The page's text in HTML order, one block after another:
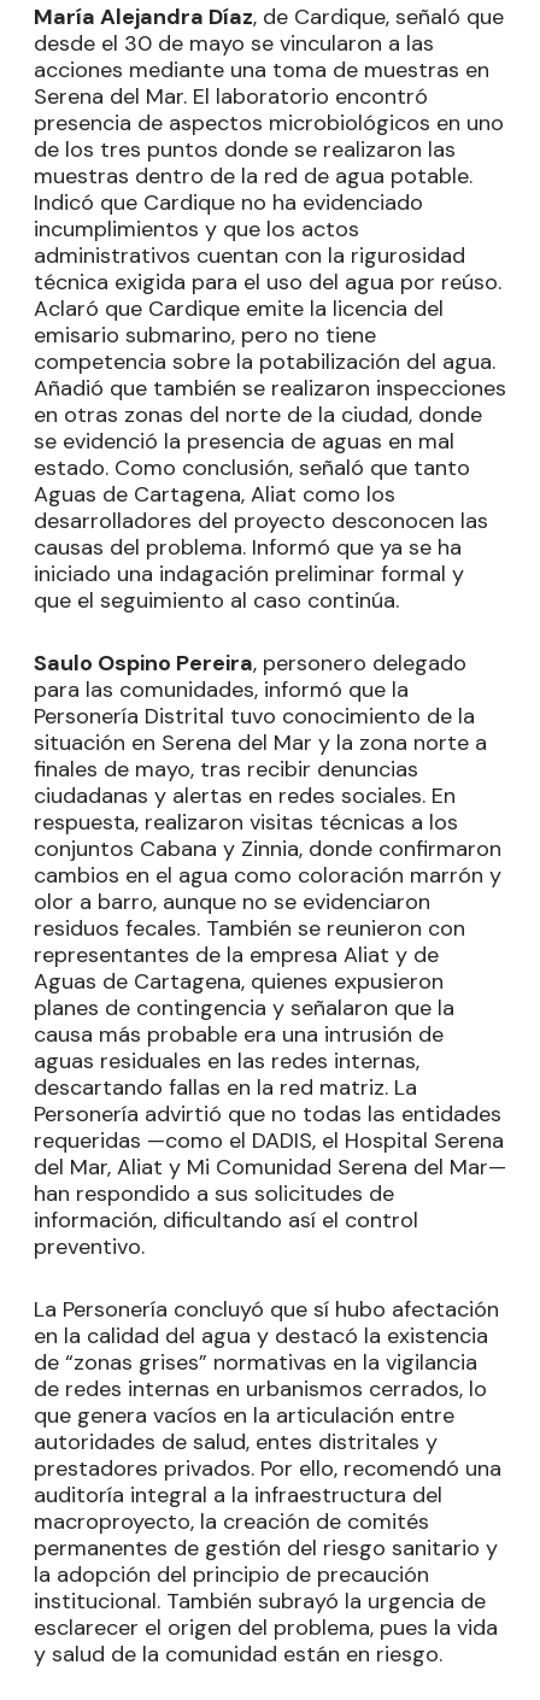
María Alejandra Díaz, de Cardique, señaló que
desde el 30 de mayo se vincularon a las
acciones mediante una toma de muestras en
Serena del Mar. El laboratorio encontró
presencia de aspectos microbiológicos en uno
de los tres puntos donde se realizaron las
muestras dentro de la red de agua potable.
Indicó que Cardique no ha evidenciado
incumplimientos y que los actos
administrativos cuentan con la rigurosidad
técnica exigida para el uso del agua por reúso.
Aclaró que Cardique emite la licencia del
emisario submarino, pero no tiene
competencia sobre la potabilización del agua.
Añadió que también se realizaron inspecciones
en otras zonas del norte de la ciudad, donde
se evidenció la presencia de aguas en mal
estado. Como conclusión, señaló que tanto
Aguas de Cartagena, Aliat como los
desarrolladores del proyecto desconocen las
causas del problema. Informó que ya se ha
iniciado una indagación preliminar formal y
que el seguimiento al caso continúa.
Saulo Ospino Pereira, personero delegado
para las comunidades, informó que la
Personería Distrital tuvo conocimiento de la
situación en Serena del Mar y la zona norte a
finales de mayo, tras recibir denuncias
ciudadanas y alertas en redes sociales. En
respuesta, realizaron visitas técnicas a los
conjuntos Cabana y Zinnia, donde confirmaron
cambios en el agua como coloración marrón y
olor a barro, aunque no se evidenciaron
residuos fecales. También se reunieron con
representantes de la empresa Aliat y de
Aguas de Cartagena, quienes expusieron
planes de contingencia y señalaron que la
causa más probable era una intrusión de
aguas residuales en las redes internas,
descartando fallas en la red matriz. La
Personería advirtió que no todas las entidades
requeridas —como el DADIS, el Hospital Serena
del Mar, Aliat y Mi Comunidad Serena del Mar—
han respondido a sus solicitudes de
información, dificultando así el control
preventivo.
La Personería concluyó que sí hubo afectación
en la calidad del agua y destacó la existencia
de “zonas grises” normativas en la vigilancia
de redes internas en urbanismos cerrados, lo
que genera vacíos en la articulación entre
autoridades de salud, entes distritales y
prestadores privados. Por ello, recomendó una
auditoría integral a la infraestructura del
macroproyecto, la creación de comités
permanentes de gestión del riesgo sanitario y
la adopción del principio de precaución
institucional. También subrayó la urgencia de
esclarecer el origen del problema, pues la vida
y salud de la comunidad están en riesgo.